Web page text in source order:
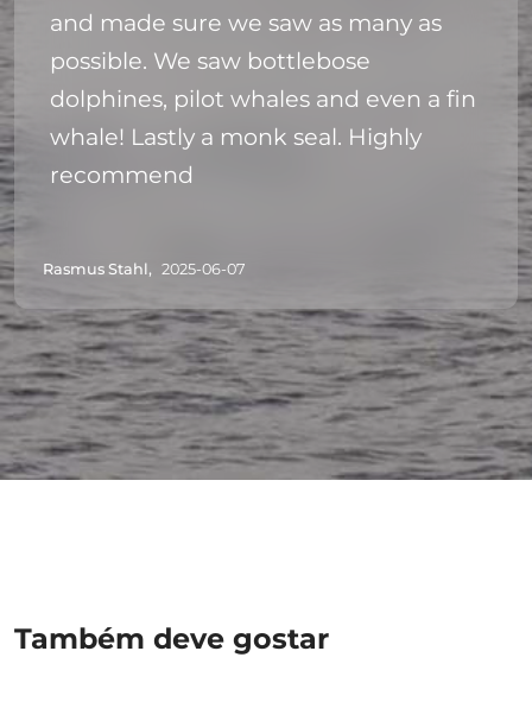
and made sure we saw as many as
possible. We saw bottlebose
dolphines, pilot whales and even a fin
whale! Lastly a monk seal. Highly
recommend
Rasmus Stahl, 2025-06-07
Também deve gostar